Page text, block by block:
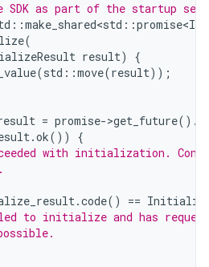
as part of the startup
::make_shared<std ::
(
result)
{
(std ::move(result));
= promise->get_future().
.ok())
{
with initialization.
.code() ==
to initialize and has